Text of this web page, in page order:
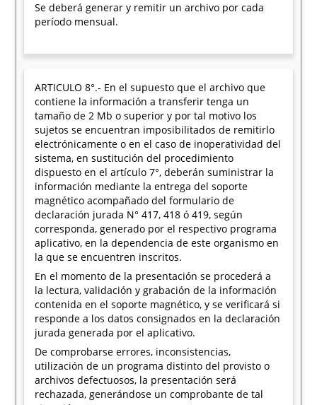
Se deberá generar y remitir un archivo por cada
período mensual.
ARTICULO 8°.- En el supuesto que el archivo que
contiene la información a transferir tenga un
tamaño de 2 Mb o superior y por tal motivo los
sujetos se encuentran imposibilitados de remitirlo
electrónicamente o en el caso de inoperatividad del
sistema, en sustitución del procedimiento
dispuesto en el artículo 7°, deberán suministrar la
información mediante la entrega del soporte
magnético acompañado del formulario de
declaración jurada N° 417, 418 ó 419, según
corresponda, generado por el respectivo programa
aplicativo, en la dependencia de este organismo en
la que se encuentren inscritos.
En el momento de la presentación se procederá a
la lectura, validación y grabación de la información
contenida en el soporte magnético, y se verificará si
responde a los datos consignados en la declaración
jurada generada por el aplicativo.
De comprobarse errores, inconsistencias,
utilización de un programa distinto del provisto o
archivos defectuosos, la presentación será
rechazada, generándose un comprobante de tal